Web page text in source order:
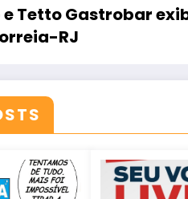
Tetto Gastrobar
RJ